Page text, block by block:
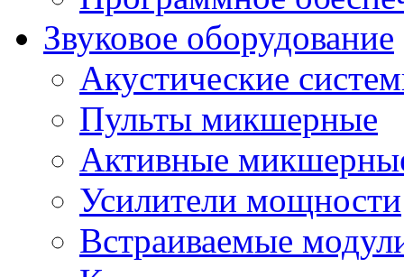
Звуковое оборудование
Акустические
Пульты микшерные
Активные
Усилители мощности
Встраиваемые